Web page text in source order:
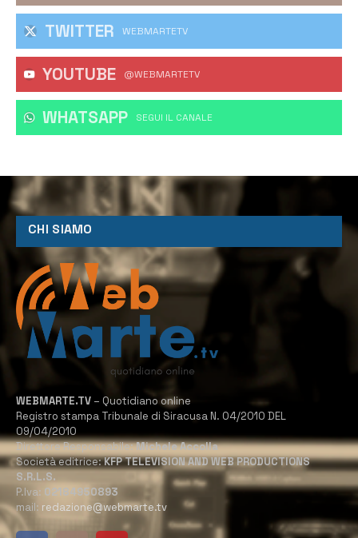
TWITTER WEBMARTETV
YOUTUBE @WEBMARTETV
WHATSAPP ‎SEGUI IL CANALE
CHI SIAMO
WEBMARTE.TV – Quotidiano online
Registro stampa Tribunale di Siracusa N. 04/2010 DEL
09/04/2010
Direttore Responsabile:Michele Accolla
Società editrice:KFP TELEVISION AND WEB PRODUCTIONS
S.R.L.S.
P.Iva: 02184950893
mail: redazione@webmarte.tv